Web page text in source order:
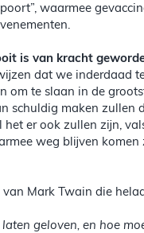
waarmee
is van kracht
dat we inderdaad
om te slaan in de
schuldig maken
er ook zullen zijn,
weg blijven
Mark Twain die
geloven, en hoe